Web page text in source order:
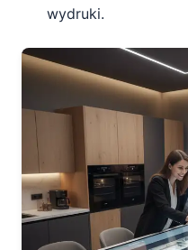
wydruki.